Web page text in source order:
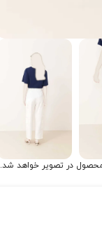
در تصویر خواهد شد.